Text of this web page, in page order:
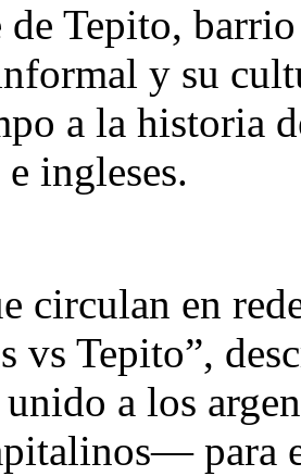
Tepito,
y su
a la historia
ingleses.
circulan en
vs Tepito”,
unido a los
para